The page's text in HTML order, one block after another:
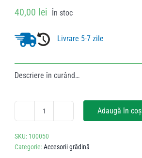
40,00 lei În stoc
Livrare 5-7 zile
Descriere în curând…
Cantitate
de
acoperire
Adaugă în coș
SKU: 100050
Categorie:Accesorii grădină